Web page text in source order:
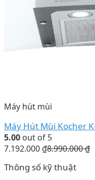
Máy hút mùi
Máy Hút Mùi Kocher
5.00 out of 5
7.192.000 ₫8.990.000₫
Thông số kỹ thuật